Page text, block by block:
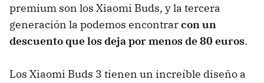
premium son los Xiaomi Buds, y la tercera
generación la podemos encontrarcon un
descuento que los deja por menos de 80 euros.
Los Xiaomi Buds 3 tienen un increíble diseño a